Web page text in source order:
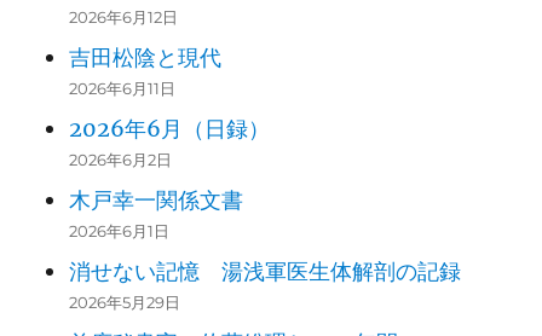
2026年6月12日
吉田松陰と現代
2026年6月11日
2026年6月（日録）
2026年6月2日
木戸幸一関係文書
2026年6月1日
消せない記憶 湯浅軍医生体解剖の記録
2026年5月29日